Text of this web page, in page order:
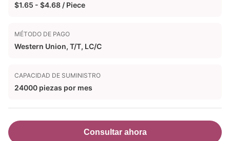
$1.65 - $4.68 / Piece
MÉTODO DE PAGO
Western Union, T/T, LC/C
CAPACIDAD DE SUMINISTRO
24000 piezas por mes
Consultar ahora